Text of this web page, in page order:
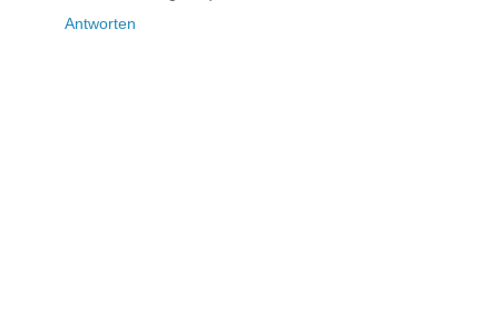
Antworten